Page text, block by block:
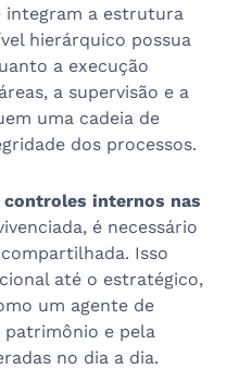
integram a estrutura
hierárquico possua
a execução
a supervisão e a
uma cadeia de
dos processos.
internos nas
é necessário
Isso
até o estratégico,
um agente de
e pela
no dia a dia.